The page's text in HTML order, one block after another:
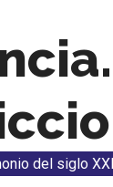
del siglo XXI